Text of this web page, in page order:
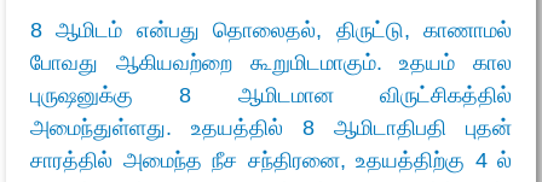
8 ஆமிடம் என்பது தொலைதல், திருட்டு, காணாமல்
போவது ஆகியவற்றை கூறுமிடமாகும். உதயம் கால
புருஷனுக்கு 8 ஆமிடமான விருட்சிகத்தில்
அமைந்துள்ளது. உதயத்தில் 8 ஆமிடாதிபதி புதன்
சாரத்தில் அமைந்த நீச சந்திரனை, உதயத்திற்கு 4 ல்